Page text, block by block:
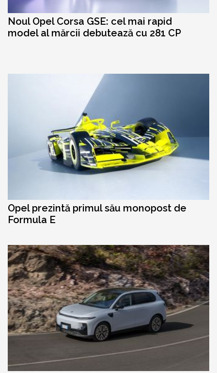
Noul Opel Corsa GSE: cel mai rapid
model al mărcii debutează cu 281 CP
Opel prezintă primul său monopost de
Formula E